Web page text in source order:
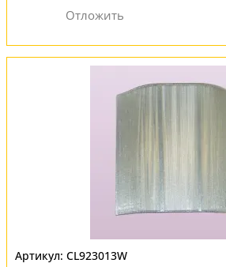
CL923013W